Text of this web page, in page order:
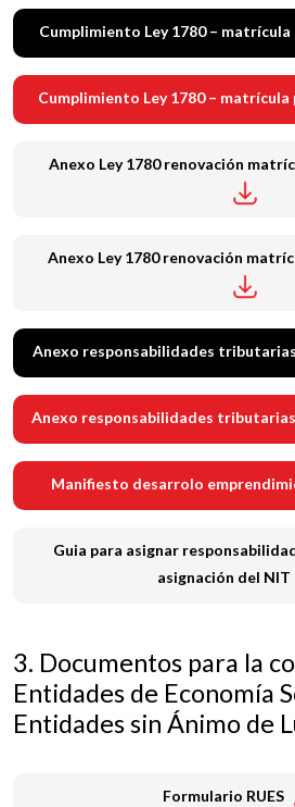
Cumplimiento Ley 1780 –
Cumplimiento Ley 1780 –
Anexo Ley 1780 renovación
Anexo Ley 1780 renovación
Anexo responsabilidades
Anexo responsabilidades
Manifiesto desarrolo
Guia para asignar
asignación del NIT
3. Documentos para la
Entidades de Economía
Entidades sin Ánimo de
Formulario RUES